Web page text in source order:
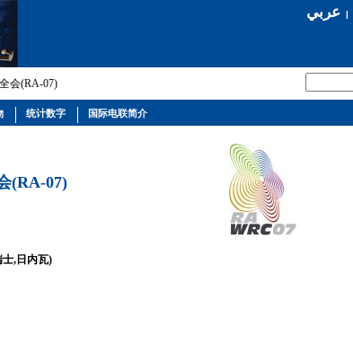
عربي|
会(RA-07)
(RA-07)
士,日内瓦)
统计数字 国际电联简介